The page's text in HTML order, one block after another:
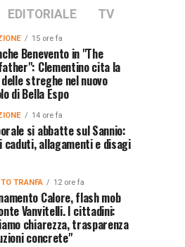
EDITORIALE TV
15 ore fa
Benevento in "The
Clementino cita la
streghe nel nuovo
di Bella Espo
14 ore fa
si abbatte sul Sannio:
caduti, allagamenti e disagi
TRANFA 12 ore fa
Calore, flash mob
Vanvitelli. I cittadini:
chiarezza, trasparenza
concrete"